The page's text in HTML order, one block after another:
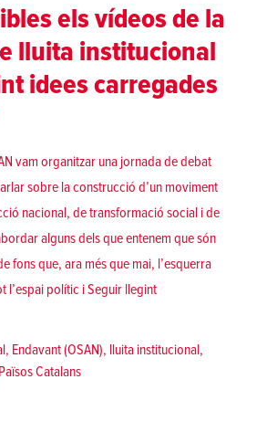
els vídeos de la
lluita institucional
idees carregades
vam organitzar una jornada de debat
sobre la construcció d’un moviment
nacional, de transformació social i de
alguns dels que entenem que són
fons que, ara més que mai, l’esquerra
l’espai polític iSeguir llegint«Ja disponibles els
, Endavant (OSAN), lluita institucional,
Països Catalans